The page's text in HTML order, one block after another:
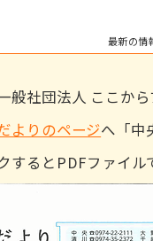
最新の情
般社団法人 ここか
よりのページへ「中
するとPDFファイル